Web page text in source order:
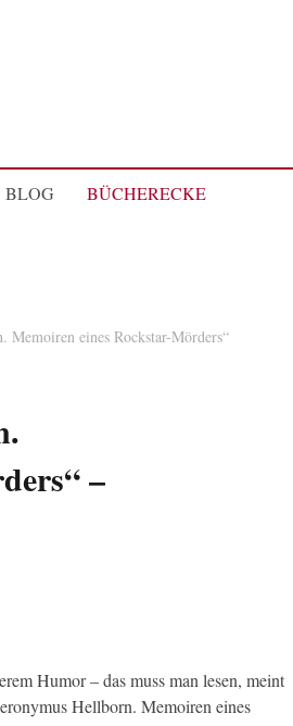
BLOG BÜCHERECKE
eines Rockstar-Mörders“
–
Humor – das muss man lesen, meint
Hellborn. Memoiren eines